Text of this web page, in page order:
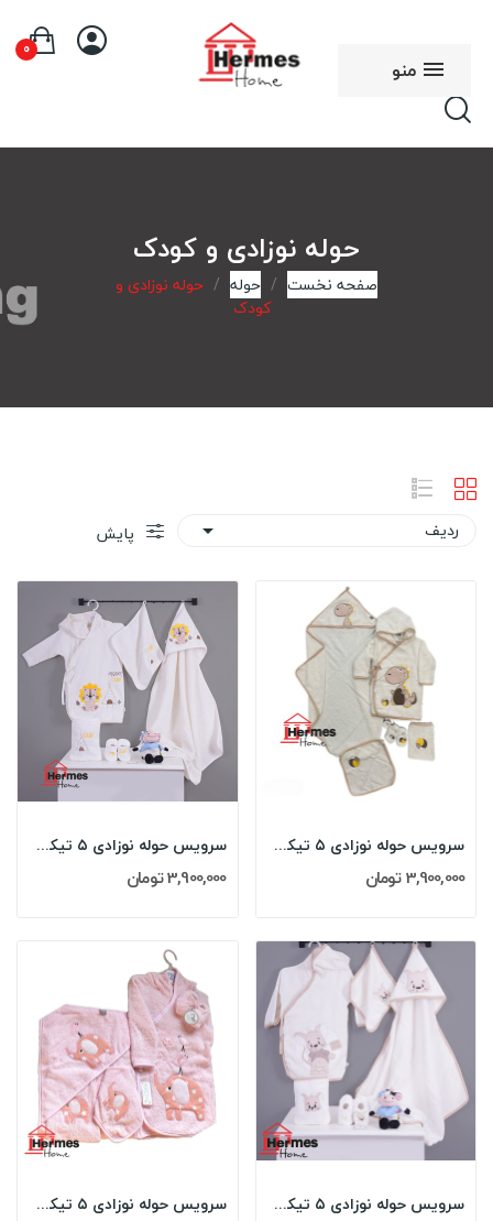
منو
0
حوله نوزادی و کودک
صفحه نخست حوله
حوله نوزادی و
کودک
ردیف 
سرویس حوله نوزادی ۵ تیکه مادرکر MOTHERCARE مدل:...
3,900,000 تومان
سرویس حوله نوزادی ۵ تیکه مادرکر MOTHERCARE مدل:...
3,900,000 تومان
سرویس حوله نوزادی ۵ تیکه مادرکر MOTHERCARE مدل:... سرویس حوله نوزادی ۵ تیکه مادرکر MOTHERCARE مدل:...